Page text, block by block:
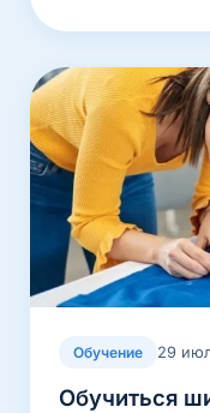
Обучение 29
Обучиться